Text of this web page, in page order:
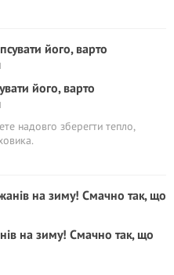
його, варто
надовго зберегти тепло,
на зиму! Смачно так, що